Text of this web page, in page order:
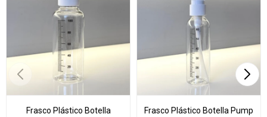
Frasco Plástico Botella
Frasco Plástico Botella Pump